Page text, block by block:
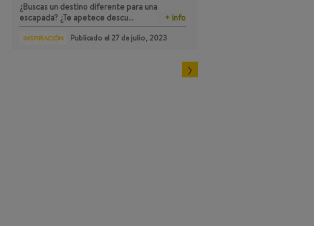
¿Buscas un destino diferente para una
escapada? ¿Te apetece descu…
+ info
INSPIRACIÓN Publicado el 27 de julio, 2023